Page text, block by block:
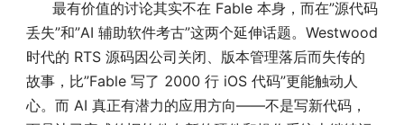
最有价值的讨论其实不在 Fable 本身，而在”源代码
丢失”和”AI 辅助软件考古”这两个延伸话题。Westwood
时代的 RTS 源码因公司关闭、版本管理落后而失传的
故事，比”Fable 写了 2000 行 iOS 代码”更能触动人
心。而 AI 真正有潜力的应用方向——不是写新代码，